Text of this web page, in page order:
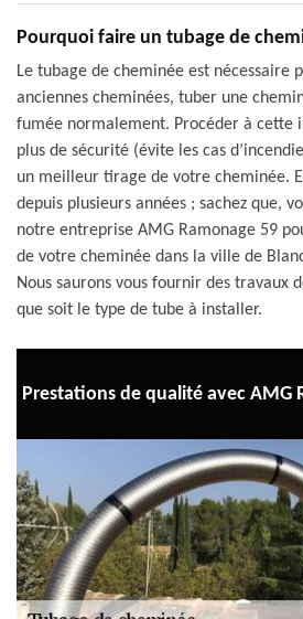
Pourquoi faire un tubage de
Le tubage de cheminée est nécessaire
anciennes cheminées, tuber une
fumée normalement. Procéder à cette
plus de sécurité (évite les cas
un meilleur tirage de votre cheminée.
depuis plusieurs années ; sachez que,
notre entreprise AMG Ramonage 59
de votre cheminée dans la ville de
Nous saurons vous fournir des travaux
que soit le type de tube à installer.
Prestations de qualité avec AMG